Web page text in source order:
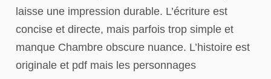
laisse une impression durable. L’écriture est
concise et directe, mais parfois trop simple et
manque Chambre obscure nuance. L’histoire est
originale et pdf mais les personnages